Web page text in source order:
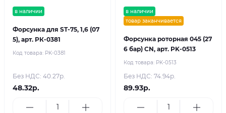
в наличии
Форсунка для ST-75, 1,6 (07
5), арт. РК-0381
Код товара: PK-0381
Без НДС: 40.27р.
48.32р.
в наличии
товар заканчивается
Форсунка роторная 045 (27
6 бар) CN, арт. PK-0513
Код товара: PK-0513
Без НДС: 74.94р.
89.93р.